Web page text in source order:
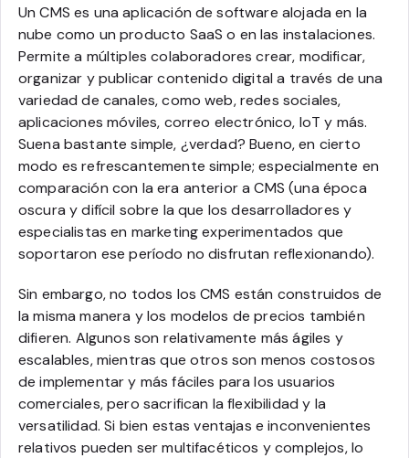
Un CMS es una aplicación de software alojada en la
nube como un producto SaaS o en las instalaciones.
Permite a múltiples colaboradores crear, modificar,
organizar y publicar contenido digital a través de una
variedad de canales, como web, redes sociales,
aplicaciones móviles, correo electrónico, IoT y más.
Suena bastante simple, ¿verdad? Bueno, en cierto
modo es refrescantemente simple; especialmente en
comparación con la era anterior a CMS (una época
oscura y difícil sobre la que los desarrolladores y
especialistas en marketing experimentados que
soportaron ese período no disfrutan reflexionando).
Sin embargo, no todos los CMS están construidos de
la misma manera y los modelos de precios también
difieren. Algunos son relativamente más ágiles y
escalables, mientras que otros son menos costosos
de implementar y más fáciles para los usuarios
comerciales, pero sacrifican la flexibilidad y la
versatilidad. Si bien estas ventajas e inconvenientes
relativos pueden ser multifacéticos y complejos, lo